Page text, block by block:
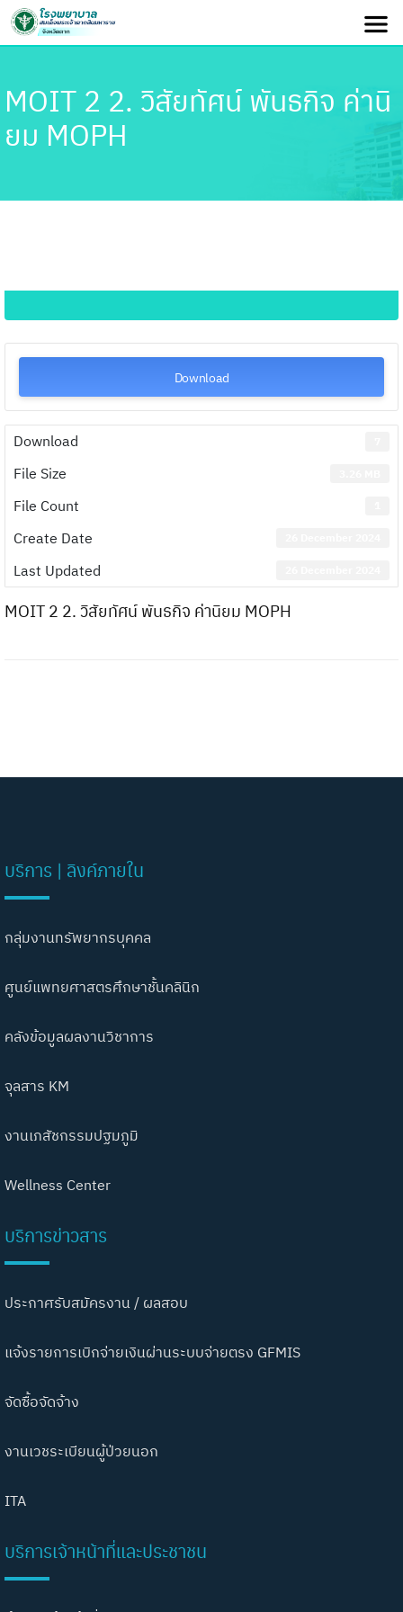
MOIT 2 2. วิสัยทัศน์ พันธกิจ ค่านิ
ยม MOPH
Download
Download
File Size
File Count
Create Date
Last Updated
MOIT 2 2. วิสัยทัศน์ พันธกิจ ค่านิยม MOPH
บริการ | ลิงค์ภายใน
กลุ่มงานทรัพยากรบุคคล
ศูนย์แพทยศาสตรศึกษาชั้นคลินิก
คลังข้อมูลผลงานวิชาการ
จุลสาร KM
งานเภสัชกรรมปฐมภูมิ
Wellness Center
บริการข่าวสาร
ประกาศรับสมัครงาน / ผลสอบ
แจ้งรายการเบิกจ่ายเงินผ่านระบบจ่ายตรง GFMIS
จัดซื้อจัดจ้าง
งานเวชระเบียนผู้ป่วยนอก
ITA
บริการเจ้าหน้าที่และประชาชน